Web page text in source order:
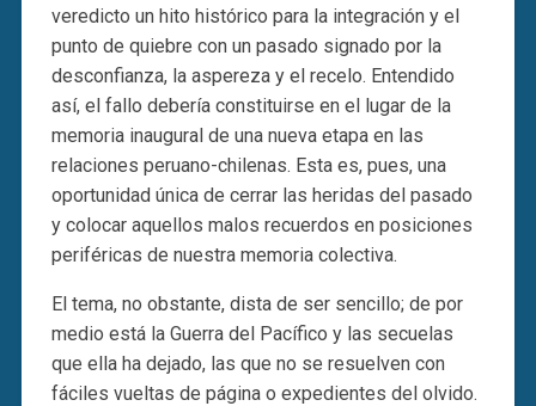
veredicto un hito histórico para la integración y el
punto de quiebre con un pasado signado por la
desconfianza, la aspereza y el recelo. Entendido
así, el fallo debería constituirse en el lugar de la
memoria inaugural de una nueva etapa en las
relaciones peruano-chilenas. Esta es, pues, una
oportunidad única de cerrar las heridas del pasado
y colocar aquellos malos recuerdos en posiciones
periféricas de nuestra memoria colectiva.
El tema, no obstante, dista de ser sencillo; de por
medio está la Guerra del Pacífico y las secuelas
que ella ha dejado, las que no se resuelven con
fáciles vueltas de página o expedientes del olvido.